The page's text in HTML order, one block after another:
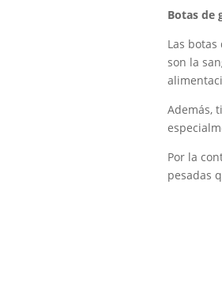
Botas de
Las
son la
Además,
Por la
pesadas